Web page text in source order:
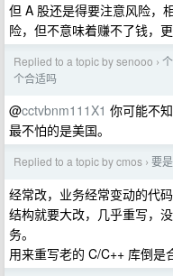
但 A 股还是得要注意风险，
险，但不意味着赚不了钱，
Replied to a topic by senooo ›
个合适吗
@cctvbnm111X1 你可能不
最不怕的是美国。
Replied to a topic by cmos › 要
经常改，业务经常变动的代
结构就要大改，几乎重写，
务。
用来重写老的 C/C++ 库倒是